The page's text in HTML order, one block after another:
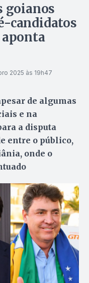
goianos
candidatos
aponta
2025 às 19h47
de algumas
e na
a disputa
entre o público,
onde o